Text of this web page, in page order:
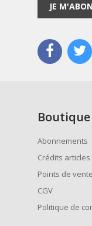
JE
Boutique
Abonnements
Crédits articles
Points de vente
CGV
Politique de